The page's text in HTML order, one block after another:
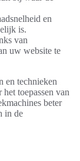
en
is.
van
uw website te
en technieken
het toepassen van
beter
in de